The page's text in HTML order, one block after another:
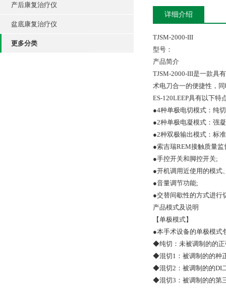
产后康复治疗仪
盆底康复治疗仪
更多分类
详细介绍
TJSM-2000-III
型号：
产品简介
TJSM-2000-III是一款具
术电刀合一的便捷性，
ES-120LEEP具有以下特
●4种单极电切模式：纯
●2种单极电凝模式：强
●2种双极输出模式：标
●索吉瑞REM接触质量监
●手控开关和脚控开关;
●开机调用近使用的模式
●音量调节功能;
●交替间歇性的方式进行
产品模式及说明
【单极模式】
●本手术设备的单极模式
◆纯切：未被调制的的正
◆混切1：被调制的的种
◆混切2：被调制的的DI
◆混切3：被调制的的第